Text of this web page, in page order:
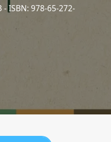
- ISBN: 978-65-272-